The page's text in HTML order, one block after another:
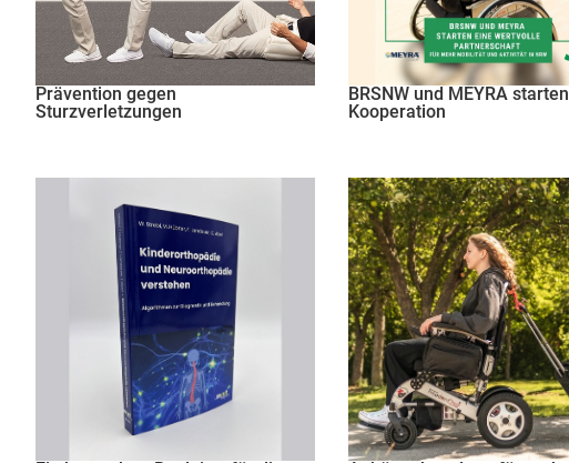
Prävention gegen
Sturzverletzungen
BRSNW und MEYRA starten
Kooperation